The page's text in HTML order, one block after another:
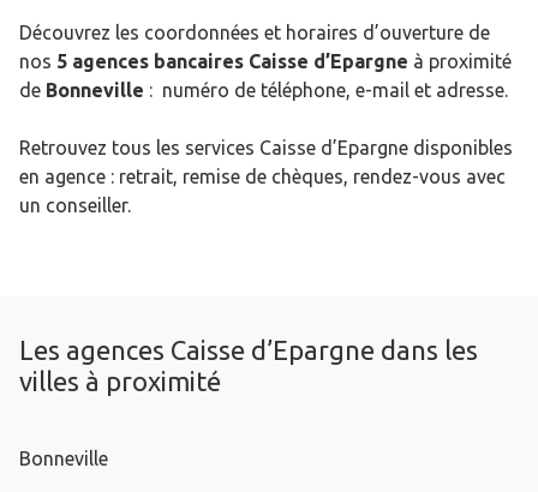
Découvrez les coordonnées et horaires d’ouverture de
nos 5 agences bancaires Caisse d’Epargne à proximité
de Bonneville : numéro de téléphone, e-mail et adresse.
Retrouvez tous les services Caisse d’Epargne disponibles
en agence : retrait, remise de chèques, rendez-vous avec
un conseiller.
Les agences Caisse d’Epargne dans les
villes à proximité
Bonneville